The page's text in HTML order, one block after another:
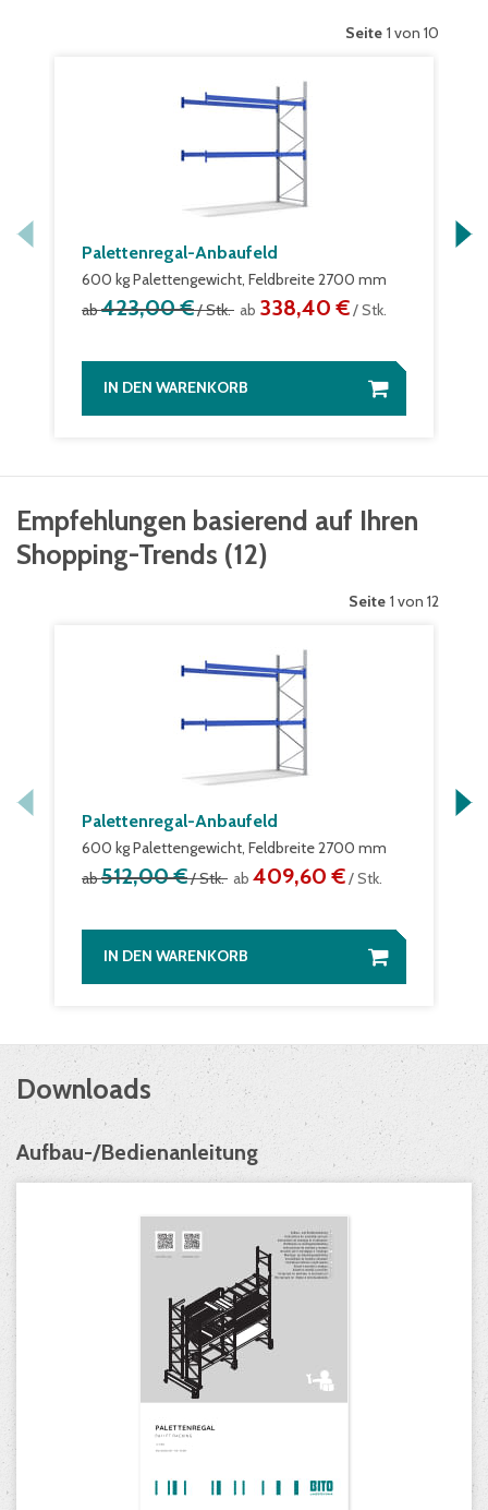
Seite 1 von 10
Palettenregal-Anbaufeld
600 kg Palettengewicht, Feldbreite 2700 mm
ab423,00 €/ Stk. ab 338,40 €/ Stk.
IN DEN WARENKORB
Empfehlungen basierend auf Ihren
Shopping-Trends (12)
Seite 1 von 12
Palettenregal-Anbaufeld
600 kg Palettengewicht, Feldbreite 2700 mm
ab512,00 €/ Stk. ab 409,60 €/ Stk.
IN DEN WARENKORB
Downloads
Aufbau-/Bedienanleitung